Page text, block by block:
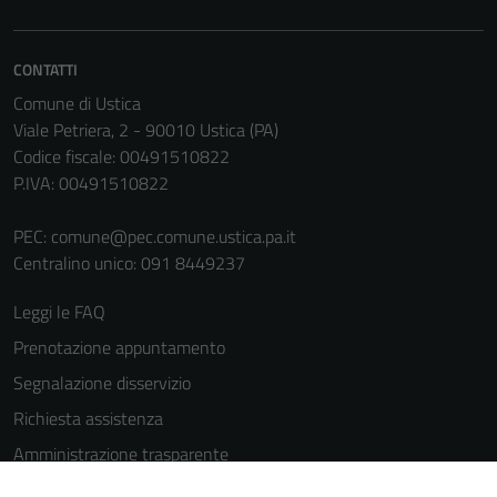
CONTATTI
Comune di Ustica
Viale Petriera, 2 - 90010 Ustica (PA)
Codice fiscale: 00491510822
P.IVA: 00491510822
PEC: comune@pec.comune.ustica.pa.it
Centralino unico: 091 8449237
Leggi le FAQ
Prenotazione appuntamento
Segnalazione disservizio
Richiesta assistenza
Amministrazione trasparente